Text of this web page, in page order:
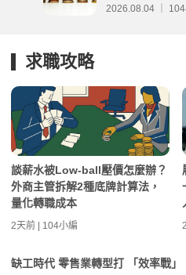
2026.08.04 ｜
求職攻略
談薪水被Low-ball壓價怎麼辦？
外商主管拆解2種底牌計算法，
量化轉職成本
2天前 | 104小編
缺工時代 零售業轉型打 「效率戰」